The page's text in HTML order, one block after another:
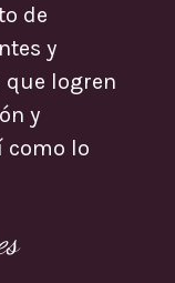
de
y
logren
y
como lo